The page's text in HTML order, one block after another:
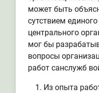
может быть
сутствием
центрального
мог бы
вопросы
работ санслужб
Из опыта